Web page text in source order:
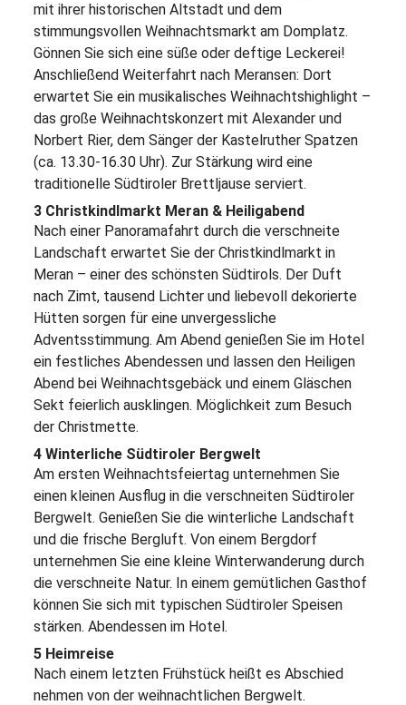
mit ihrer historischen Altstadt und dem
stimmungsvollen Weihnachtsmarkt am Domplatz.
Gönnen Sie sich eine süße oder deftige Leckerei!
Anschließend Weiterfahrt nach Meransen: Dort
erwartet Sie ein musikalisches Weihnachtshighlight –
das große Weihnachtskonzert mit Alexander und
Norbert Rier, dem Sänger der Kastelruther Spatzen
(ca. 13.30-16.30 Uhr). Zur Stärkung wird eine
traditionelle Südtiroler Brettljause serviert.
3 Christkindlmarkt Meran & Heiligabend
Nach einer Panoramafahrt durch die verschneite
Landschaft erwartet Sie der Christkindlmarkt in
Meran – einer des schönsten Südtirols. Der Duft
nach Zimt, tausend Lichter und liebevoll dekorierte
Hütten sorgen für eine unvergessliche
Adventsstimmung. Am Abend genießen Sie im Hotel
ein festliches Abendessen und lassen den Heiligen
Abend bei Weihnachtsgebäck und einem Gläschen
Sekt feierlich ausklingen. Möglichkeit zum Besuch
der Christmette.
4 Winterliche Südtiroler Bergwelt
Am ersten Weihnachtsfeiertag unternehmen Sie
einen kleinen Ausflug in die verschneiten Südtiroler
Bergwelt. Genießen Sie die winterliche Landschaft
und die frische Bergluft. Von einem Bergdorf
unternehmen Sie eine kleine Winterwanderung durch
die verschneite Natur. In einem gemütlichen Gasthof
können Sie sich mit typischen Südtiroler Speisen
stärken. Abendessen im Hotel.
5 Heimreise
Nach einem letzten Frühstück heißt es Abschied
nehmen von der weihnachtlichen Bergwelt.